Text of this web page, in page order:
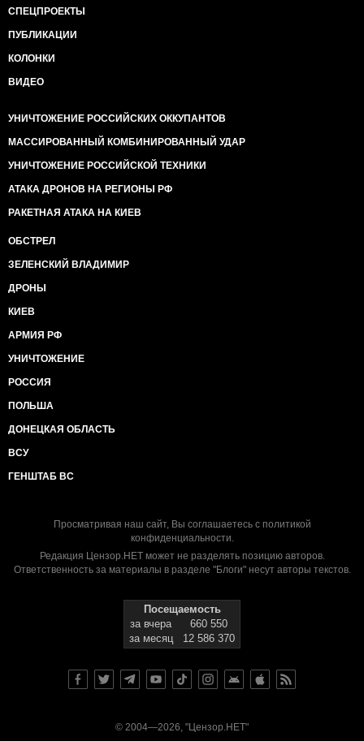
СПЕЦПРОЕКТЫ
ПУБЛИКАЦИИ
КОЛОНКИ
ВИДЕО
УНИЧТОЖЕНИЕ РОССИЙСКИХ ОККУПАНТОВ
МАССИРОВАННЫЙ КОМБИНИРОВАННЫЙ УДАР
УНИЧТОЖЕНИЕ РОССИЙСКОЙ ТЕХНИКИ
АТАКА ДРОНОВ НА РЕГИОНЫ РФ
РАКЕТНАЯ АТАКА НА КИЕВ
ОБСТРЕЛ
ЗЕЛЕНСКИЙ ВЛАДИМИР
ДРОНЫ
КИЕВ
АРМИЯ РФ
УНИЧТОЖЕНИЕ
РОССИЯ
ПОЛЬША
ДОНЕЦКАЯ ОБЛАСТЬ
ВСУ
ГЕНШТАБ ВС
Просматривая наш сайт, Вы соглашаетесь с политикой
конфиденциальности.
Редакция Цензор.НЕТ может не разделять позицию авторов.
Ответственность за материалы в разделе "Блоги" несут авторы текстов.
Посещаемость
за вчера
660 550
за месяц
12 586 370
© 2004—2026, "Цензор.НЕТ"